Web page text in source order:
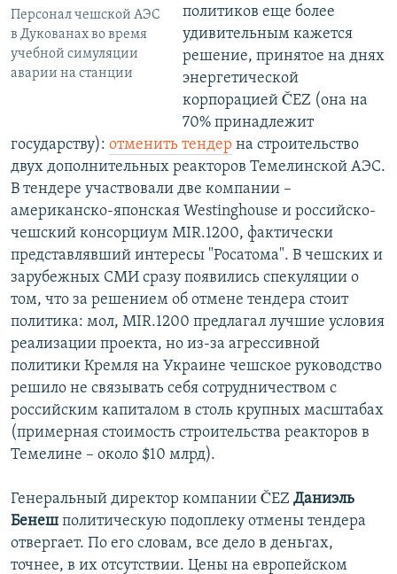
Персонал чешской АЭС
в Дукованах во время
учебной симуляции
аварии на станции
политиков еще более
удивительным кажется
решение, принятое на днях
энергетической
корпорацией ČEZ (она на
70% принадлежит
государству): отменить тендер на строительство
двух дополнительных реакторов Темелинской АЭС.
В тендере участвовали две компании –
американско-японская Westinghouse и российско-
чешский консорциум MIR.1200, фактически
представлявший интересы "Росатома". В чешских и
зарубежных СМИ сразу появились спекуляции о
том, что за решением об отмене тендера стоит
политика: мол, MIR.1200 предлагал лучшие условия
реализации проекта, но из-за агрессивной
политики Кремля на Украине чешское руководство
решило не связывать себя сотрудничеством с
российским капиталом в столь крупных масштабах
(примерная стоимость строительства реакторов в
Темелине – около $10 млрд).
Генеральный директор компании ČEZ Даниэль
Бенеш политическую подоплеку отмены тендера
отвергает. По его словам, все дело в деньгах,
точнее, в их отсутствии. Цены на европейском